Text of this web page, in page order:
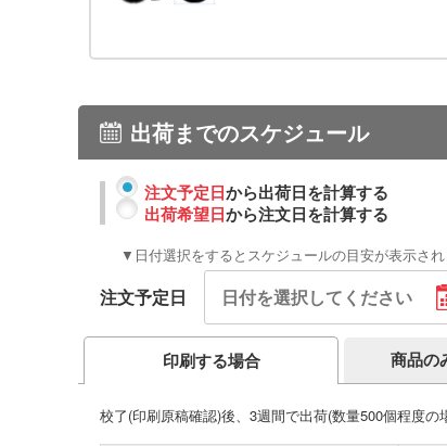
出荷までのスケジュール
注文予定日から出荷日を計算する
出荷希望日から注文日を計算する
▼日付選択をするとスケジュールの目安が表示さ
注文予定日
印刷する場合 商品の
校了(印刷原稿確認)後、3週間で出荷(数量500個程度の